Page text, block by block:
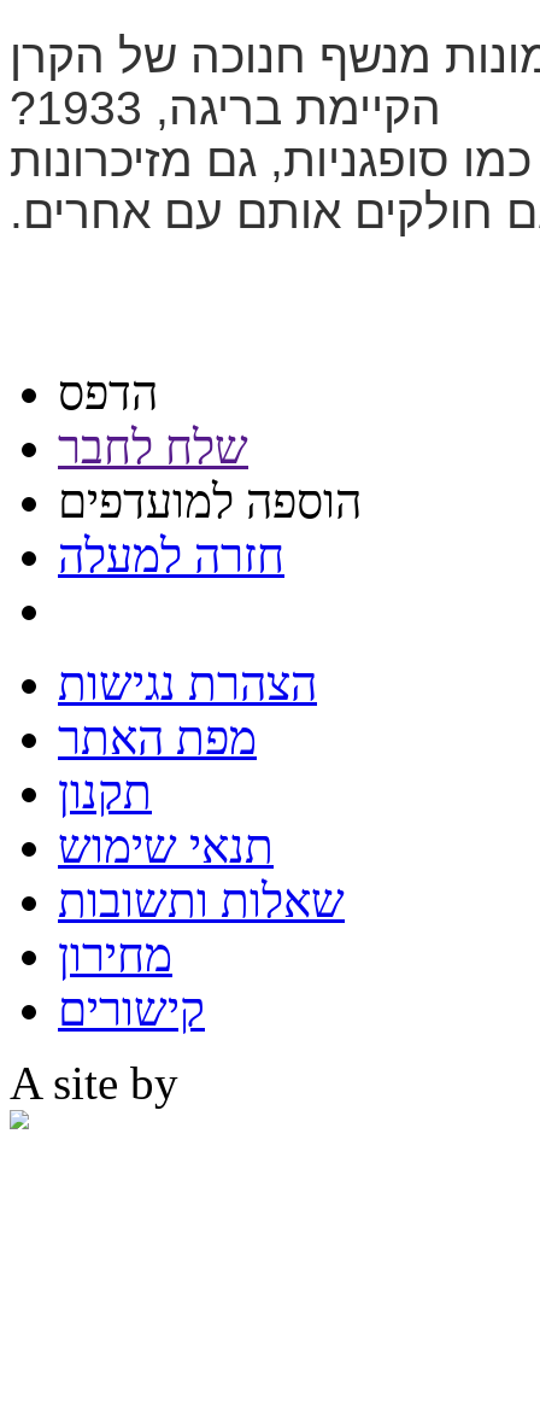
מנשף חנוכה של הקרן
הקיימת בריגה, 1933?
סופגניות, גם מזיכרונות
חולקים אותם עם אחרים.
הדפס
שלח לחבר
הוספה למועדפים
חזרה למעלה
הצהרת נגישות
מפת האתר
תקנון
תנאי שימוש
שאלות ותשובות
מחירון
קישורים
A site by